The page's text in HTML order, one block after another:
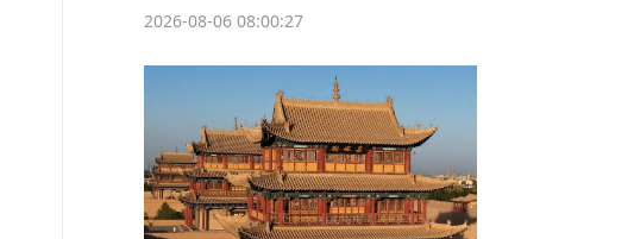
2026-08-06 08:00:27